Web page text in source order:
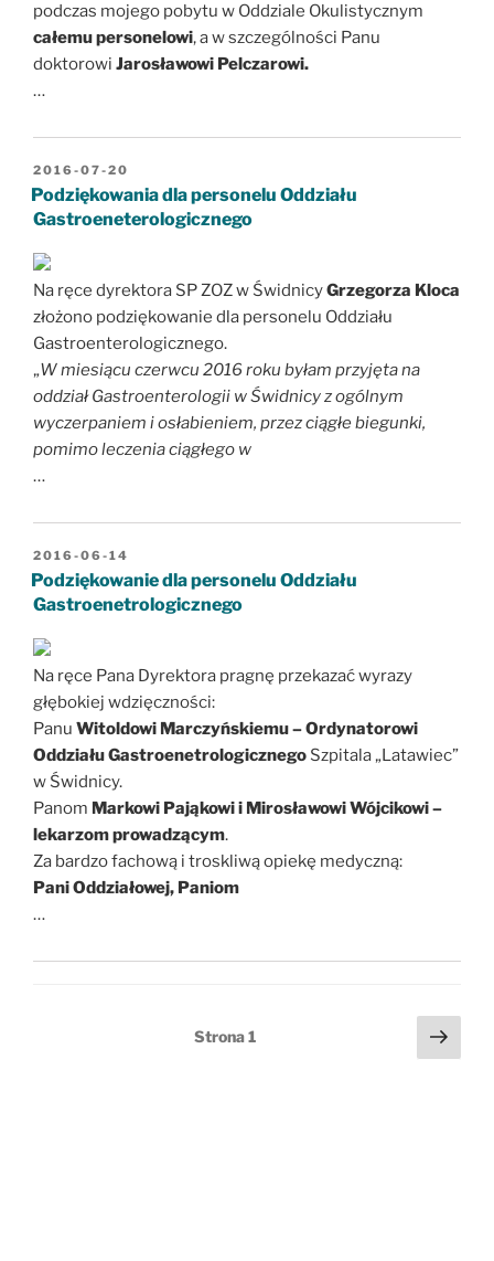
podczas mojego pobytu w Oddziale Okulistycznym
całemu personelowi, a w szczególności Panu
doktorowi Jarosławowi Pelczarowi.
…
OPUBLIKOWANE
W
2016-07-20
Podziękowania dla personelu Oddziału
Gastroeneterologicznego
Na ręce dyrektora SP ZOZ w ŚwidnicyGrzegorza Kloca
złożono podziękowanie dla personelu Oddziału
Gastroenterologicznego.
„W miesiącu czerwcu 2016 roku byłam przyjęta na
oddział Gastroenterologii w Świdnicy z ogólnym
wyczerpaniem i osłabieniem, przez ciągłe biegunki,
pomimo leczenia ciągłego w
…
OPUBLIKOWANE
W
2016-06-14
Podziękowanie dla personelu Oddziału
Gastroenetrologicznego
Na ręce Pana Dyrektora pragnę przekazać wyrazy
głębokiej wdzięczności:
Panu Witoldowi Marczyńskiemu – Ordynatorowi
Oddziału Gastroenetrologicznego Szpitala „Latawiec”
w Świdnicy.
Panom Markowi Pająkowi i Mirosławowi Wójcikowi –
lekarzom prowadzącym.
Za bardzo fachową i troskliwą opiekę medyczną:
Pani Oddziałowej, Paniom
…
Strona1